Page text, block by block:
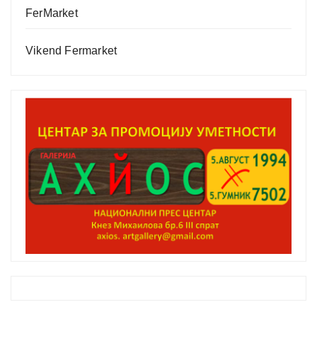
FerMarket
Vikend Fermarket